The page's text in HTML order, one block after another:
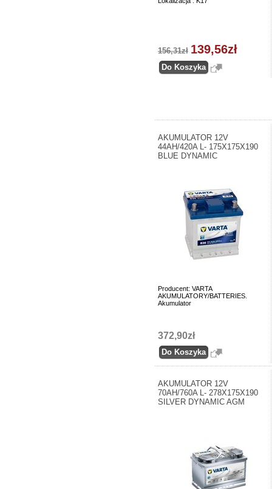
156,31zł 139,56zł
AKUMULATOR 12V
44AH/420A L- 175X175X190
BLUE DYNAMIC
Producent: VARTA
AKUMULATORY/BATTERIES.
Akumulator
372,90zł
AKUMULATOR 12V
70AH/760A L- 278X175X190
SILVER DYNAMIC AGM